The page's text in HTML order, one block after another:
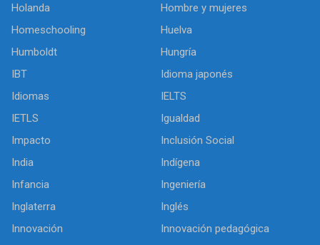
Holanda
Hombre y mujeres
Homeschooling
Huelva
Humboldt
Hungría
IBT
Idioma japonés
Idiomas
IELTS
IETLS
Igualdad
Impacto
Inclusión Social
India
Indígena
Infancia
Ingeniería
Inglaterra
Inglés
Innovación
Innovación pedagógica